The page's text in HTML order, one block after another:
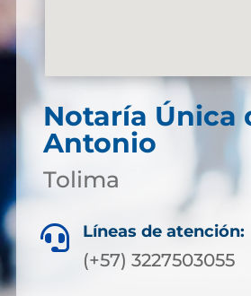
Notaría Única
Antonio
Tolima
 Líneas de atención:
(+57) 3227503055